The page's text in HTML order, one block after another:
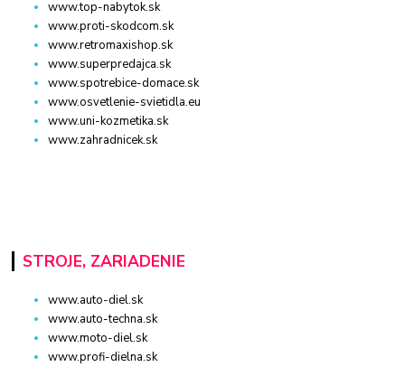
www.top-nabytok.sk
www.proti-skodcom.sk
www.retromaxishop.sk
www.superpredajca.sk
www.spotrebice-domace.sk
www.osvetlenie-svietidla.eu
www.uni-kozmetika.sk
www.zahradnicek.sk
STROJE, ZARIADENIE
www.auto-diel.sk
www.auto-techna.sk
www.moto-diel.sk
www.profi-dielna.sk